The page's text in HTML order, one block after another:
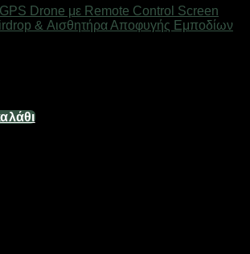
Drone με Remote Control Screen
& Αισθητήρα Αποφυγής Εμποδίων